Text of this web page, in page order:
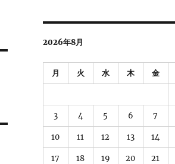
2026年8月
月 火 水 木 金
3 4 5 6 7
10 11 12 13 14
17 18 19 20 21